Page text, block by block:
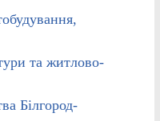
та житлово-
Білгород-